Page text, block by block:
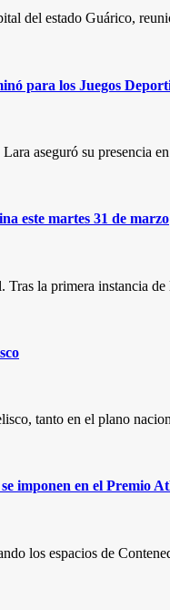
del estado Guárico,
para los Juegos
aseguró su
este martes 31 de marzo
la primera instancia
tanto en el plano
imponen en el Premio
los espacios de